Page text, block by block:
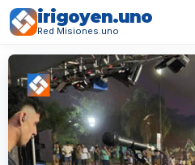
irigoyen.uno
Red Misiones.uno